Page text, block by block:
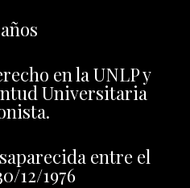
en la UNLP y
Universitaria
entre el
12/1976